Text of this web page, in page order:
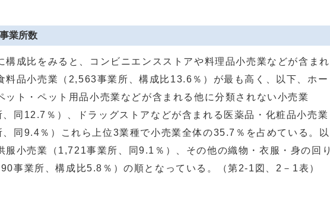
業所数
構成比をみると、コンビニエンスストアや料理品小売業などが含まれ
料品小売業（2,563事業所、構成比13.6％）が最も高く、以下、ホー
ット・ペット用品小売業などが含まれる他に分類されない小売業
、同12.7％）、ドラッグストアなどが含まれる医薬品・化粧品小売業
、同9.4％）これら上位3業種で小売業全体の35.7％を占めている。以
服小売業（1,721事業所、同9.1％）、その他の織物・衣服・身の回り
事業所、構成比5.8％）の順となっている。（第2‐1図、2－1表）